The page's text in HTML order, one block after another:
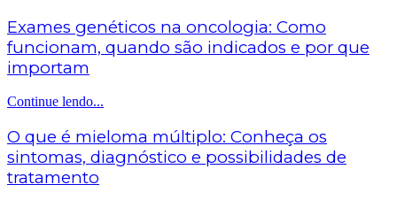
Exames genéticos na oncologia: Como
funcionam, quando são indicados e por que
importam
Continue lendo...
O que é mieloma múltiplo: Conheça os
sintomas, diagnóstico e possibilidades de
tratamento